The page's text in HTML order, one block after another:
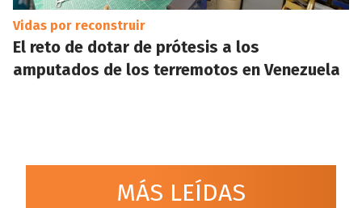
Vidas por reconstruir
El reto de dotar de prótesis a los
amputados de los terremotos en Venezuela
MÁS LEÍDAS